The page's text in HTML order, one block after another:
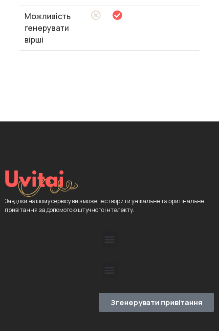
Можливість
генерувати
вірші
Завдяки нашому сервісу ви зможете створити унікальне та оригінальне
привітання за допомогою штучного інтелекту.
Згенерувати привітання